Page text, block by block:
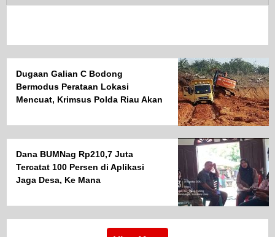
Dugaan Galian C Bodong
Bermodus Perataan Lokasi
Mencuat, Krimsus Polda Riau Akan
Dana BUMNag Rp210,7 Juta
Tercatat 100 Persen di Aplikasi
Jaga Desa, Ke Mana